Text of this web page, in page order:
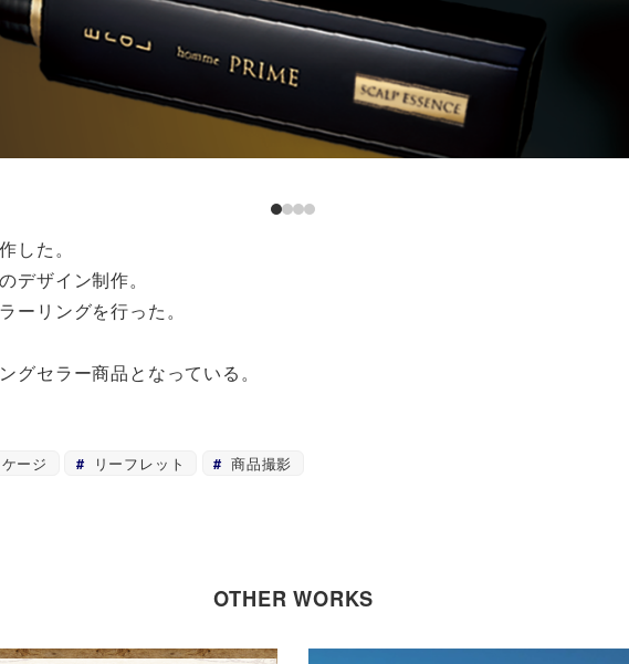
した。
デザイン制作。
ーリングを行った。
セラー商品となっている。
ージ リーフレット 商品撮影
OTHER WORKS